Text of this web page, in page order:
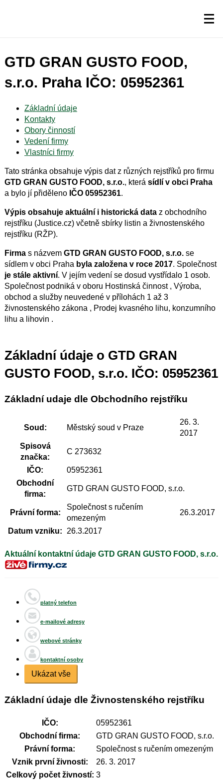
GTD GRAN GUSTO FOOD,
s.r.o. Praha IČO: 05952361
Základní údaje
Kontakty
Obory činností
Vedení firmy
Vlastníci firmy
Tato stránka obsahuje výpis dat z různých rejstříků pro firmu
GTD GRAN GUSTO FOOD, s.r.o., která sídlí v obci Praha
a bylo jí přiděleno IČO 05952361.
Výpis obsahuje aktuální i historická dataz obchodního
rejstříku (Justice.cz) včetně sbírky listin a živnostenského
rejstříku (RŽP).
Firmas názvem GTD GRAN GUSTO FOOD, s.r.o.se
sídlem v obci Praha byla založena v roce 2017. Společnost
je stále aktivní. V jejím vedení se dosud vystřídalo 1 osob.
Společnost podniká v oboru Hostinská činnost , Výroba,
obchod a služby neuvedené v přílohách 1 až 3
živnostenského zákona , Prodej kvasného lihu, konzumního
lihu a lihovin .
Základní údaje o GTD GRAN
GUSTO FOOD, s.r.o. IČO: 05952361
Základní udaje dle Obchodního rejstříku
Soud: Městský soud v Praze
26. 3.
2017
Spisová
značka:
C 273632
IČO:
05952361
Obchodní
firma:
GTD GRAN GUSTO FOOD, s.r.o.
Právní forma:
Společnost s ručením
omezeným
26.3.2017
Datum vzniku: 26.3.2017
Aktuální kontaktní údaje GTD GRAN GUSTO FOOD, s.r.o.
platný telefon
e-mailové adresy
webové stránky
kontaktní osoby
Ukázat vše
Základní údaje dle Živnostenského rejstříku
IČO:
05952361
Obchodní firma:
GTD GRAN GUSTO FOOD, s.r.o.
Právní forma:
Společnost s ručením omezeným
Vznik první živnosti:
26. 3. 2017
Celkový počet živností: 3